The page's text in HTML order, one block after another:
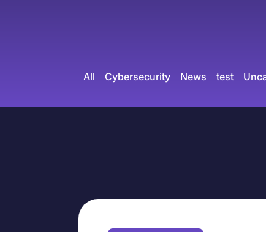
Cybersecurity News test
All